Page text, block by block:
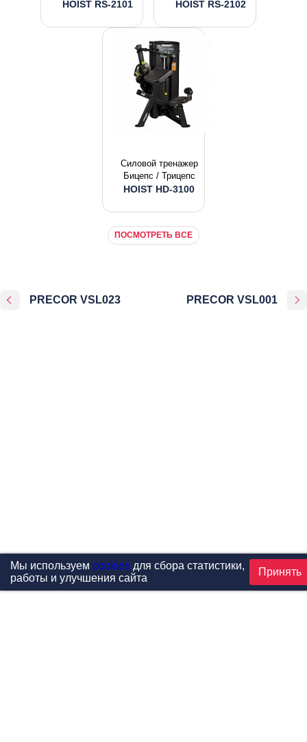
HOIST RS-2101 HOIST RS-2102
Силовой тренажер
Бицепс / Трицепс
HOIST HD-3100
ПОСМОТРЕТЬ ВСЕ
PRECOR VSL023 PRECOR VSL001
Мы используем cookiesдля сбора статистики,
работы и улучшения сайта
Принять